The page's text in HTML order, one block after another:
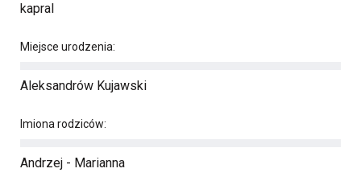
kapral
Miejsce urodzenia:
Aleksandrów Kujawski
Imiona rodziców:
Andrzej - Marianna